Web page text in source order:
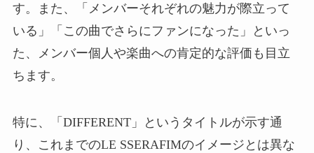
す。また、「メンバーそれぞれの魅力が際立って
いる」「この曲でさらにファンになった」といっ
た、メンバー個人や楽曲への肯定的な評価も目立
ちます。
特に、「DIFFERENT」というタイトルが示す通
り、これまでのLE SSERAFIMのイメージとは異な